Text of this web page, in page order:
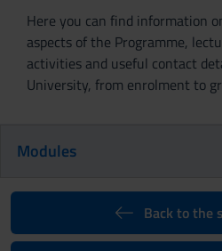
Here you can find information
aspects of the Programme,
activities and useful contact
University, from enrolment to
Modules
Back to the